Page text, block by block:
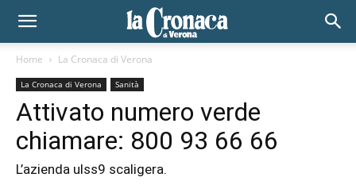
Home La Cronaca di Verona
La Cronaca di Verona Sanità
Attivato numero verde
chiamare: 800 93 66 66
L’azienda ulss9 scaligera.